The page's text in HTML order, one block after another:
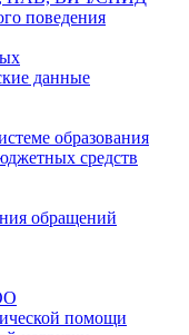
поведения
данные
образования
средств
обращений
помощи